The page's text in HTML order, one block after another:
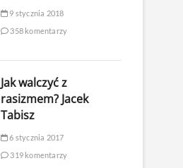
9 stycznia 2018
358 komentarzy
Jak walczyć z
rasizmem? Jacek
Tabisz
6 stycznia 2017
319 komentarzy